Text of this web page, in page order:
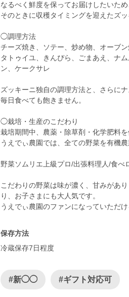
なるべく鮮度を保ってお届けしたいた
そのときに収穫タイミングを迎えたズ
◯調理方法
チーズ焼き、ソテー、炒め物、オーブ
タトゥイユ、きんぴら、ごまあえ、ナ
ン、ケークサレ
ズッキーニ独自の調理方法と、さらに
毎日食べても飽きません。
◯栽培・生産のこだわり
栽培期間中、農薬・除草剤・化学肥料を
うえでぃ農園では、全ての野菜を有機農
野菜ソムリエ上級プロ/出張料理人/食
こだわりの野菜は味が濃く、甘みがあ
り、お子さまにも大人気です。
うえでぃ農園のファンになっていただ
保存方法
冷蔵保存7日程度
#新◯◯ #ギフト対応可